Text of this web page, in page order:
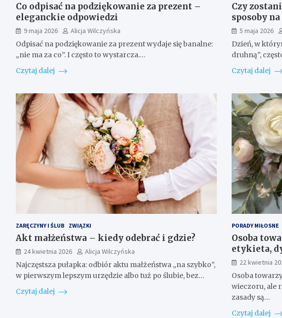
Co odpisać na podziękowanie za prezent –
eleganckie odpowiedzi
9 maja 2026
Alicja Wilczyńska
Odpisać na podziękowanie za prezent wydaje się banalne:
„nie ma za co”. I często to wystarcza.…
Czytaj dalej
Czy
sposoby
5 maja 2026
Dzień, w
druhną”,
Czytaj dalej
ZARĘCZYNY I ŚLUB ZWIĄZKI
Akt małżeństwa – kiedy odebrać i gdzie?
24 kwietnia 2026
Alicja Wilczyńska
Najczęstsza pułapka: odbiór aktu małżeństwa „na szybko”,
w pierwszym lepszym urzędzie albo tuż po ślubie, bez…
Czytaj dalej
PORADY MIŁOSNE
Osoba
etykieta,
22 kwietnia
Osoba
wieczoru, ale
zasady są…
Czytaj dalej